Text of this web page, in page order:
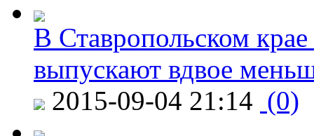
В Ставропольском
выпускают вдвое
2015-09-04 21:14 (0)